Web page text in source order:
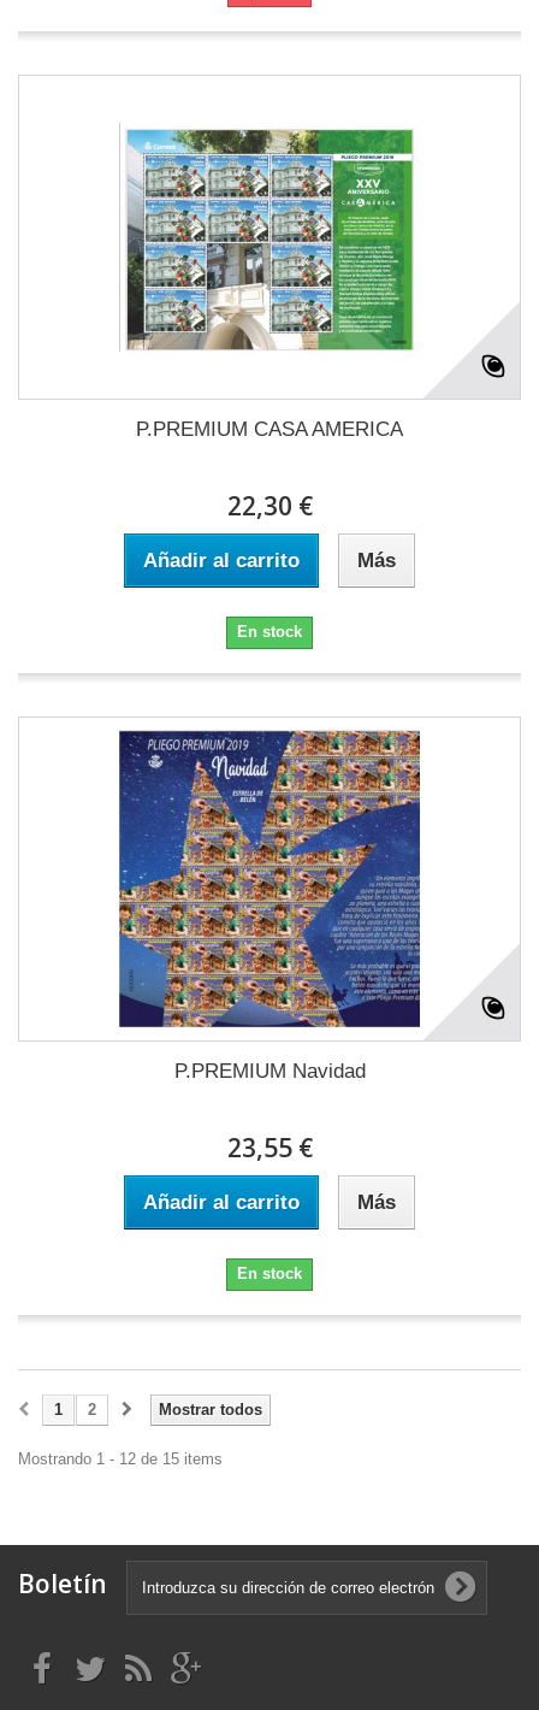
P.PREMIUM CASA AMERICA
22,30 €
Añadir al carrito Más
En stock
P.PREMIUM Navidad
23,55 €
Añadir al carrito Más
En stock
Mostrar todos
1 2
Mostrando 1 - 12 de 15 items
Boletín